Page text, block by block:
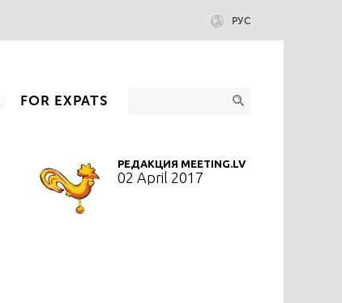
РУС
FOR EXPATS
РЕДАКЦИЯ MEETING.LV
02 April 2017